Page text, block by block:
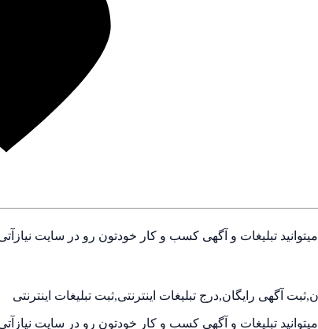
تبلیغات و آگهی کسب و کار خودتون رو در سایت
آگهی رایگان,درج تبلیغات اینترنتی,ثبت تبلیغات اینترنتی
تبلیغات و آگهی کسب و کار خودتون رو در سایت